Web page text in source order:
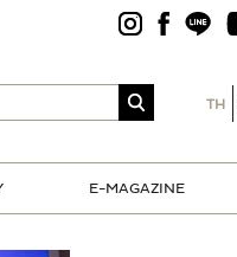
TH
E-MAGAZINE